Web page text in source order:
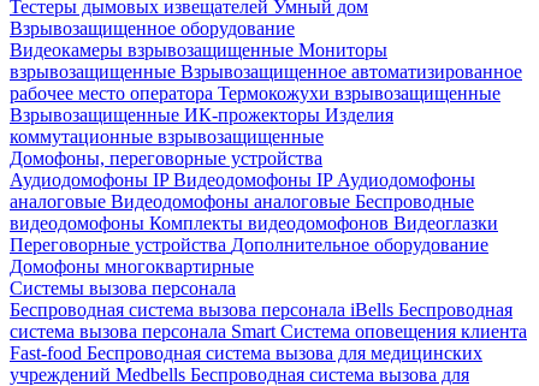
Тестеры дымовых извещателей Умный дом
Взрывозащищенное оборудование
Видеокамеры взрывозащищенные Мониторы
взрывозащищенные Взрывозащищенное автоматизированное
рабочее место оператора Термокожухи взрывозащищенные
Взрывозащищенные ИК-прожекторы Изделия
коммутационные взрывозащищенные
Домофоны, переговорные устройства
Аудиодомофоны IPВидеодомофоны IP Аудиодомофоны
аналоговые Видеодомофоны аналоговые Беспроводные
видеодомофоны Комплекты видеодомофонов Видеоглазки
Переговорные устройства Дополнительное оборудование
Домофоны многоквартирные
Системы вызова персонала
Беспроводная система вызова персонала iBells Беспроводная
система вызова персонала Smart Система оповещения клиента
Fast-food Беспроводная система вызова для медицинских
учреждений Medbells Беспроводная система вызова для